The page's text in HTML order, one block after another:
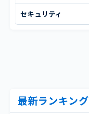
セキュリティ
最新ランキング